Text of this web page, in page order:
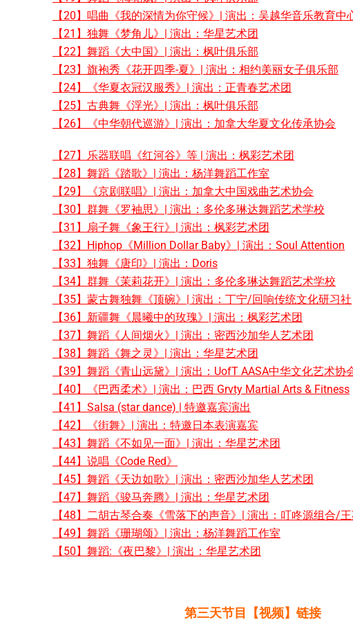
【20】唱曲《我的深情为你守候》| 演出：吴越华音乐教育中
【21】独舞《梦角儿》| 演出：华星艺术团
【22】舞蹈《大中国》| 演出：枫叶俱乐部
【23】旗袍秀《花开四季-夏》| 演出：相约美丽女子俱乐部
【24】《华夏衣冠汉服秀》| 演出：正青春艺术团
【25】古典舞《浮光》| 演出：枫叶俱乐部
【26】《中华朝代巡游》| 演出：加拿大华夏文化传承协会
【27】乐器联唱《红河谷》等 | 演出：枫彩艺术团
【28】舞蹈《踏歌》| 演出：杨洋舞蹈工作室
【29】《京剧联唱》| 演出：加拿大中国戏曲艺术协会
【30】群舞《罗袖思》| 演出：多伦多琳达舞蹈艺术学校
【31】扇子舞《象王行》| 演出：枫彩艺术团
【32】Hiphop《Million Dollar Baby》| 演出：Soul Attention
【33】独舞《唐印》| 演出：Doris
【34】群舞《茉莉花开》| 演出：多伦多琳达舞蹈艺术学校
【35】蒙古舞独舞《顶碗》| 演出：丁宁/回响传统文化研习社
【36】新疆舞《晨曦中的玫瑰》| 演出：枫彩艺术团
【37】舞蹈《人间烟火》| 演出：密西沙加华人艺术团
【38】舞蹈《舞之灵》| 演出：华星艺术团
【39】舞蹈《青山远黛》| 演出：UofT AASA中华文化艺术协
【40】《巴西柔术》| 演出：巴西 Grvty Martial Arts & Fitness
【41】Salsa (star dance) | 特邀嘉宾演出
【42】《街舞》| 演出：特邀日本表演嘉宾
【43】舞蹈《不如见一面》| 演出：华星艺术团
【44】说唱《Code Red》
【45】舞蹈《天边如歌》| 演出：密西沙加华人艺术团
【47】舞蹈《骏马奔腾》| 演出：华星艺术团
【48】二胡古琴合奏《雪落下的声音》| 演出：叮咚源组合/
【49】舞蹈《珊瑚颂》| 演出：杨洋舞蹈工作室
【50】舞蹈:《夜巴黎》| 演出：华星艺术团
第三天节目【视频】链接